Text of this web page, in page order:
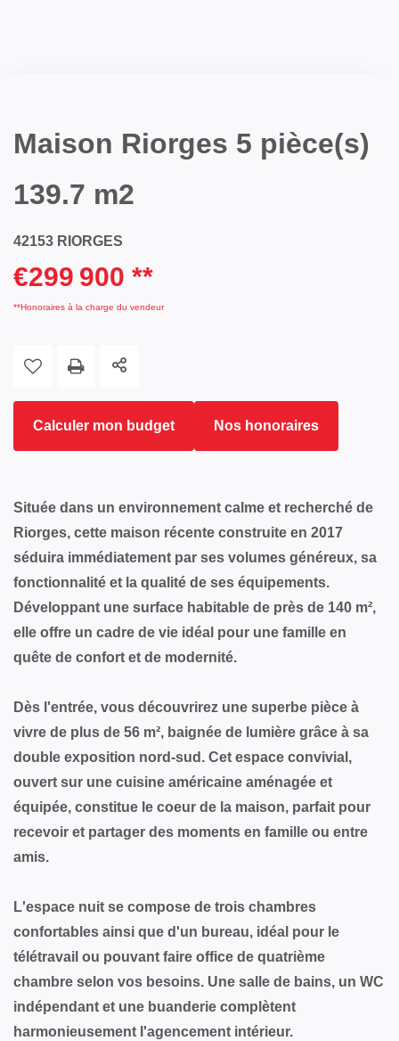
Maison Riorges 5 pièce(s)
139.7 m2
42153 RIORGES
€299 900 **
**Honoraires à la charge du vendeur
Calculer mon budget Nos honoraires
Située dans un environnement calme et recherché de
Riorges, cette maison récente construite en 2017
séduira immédiatement par ses volumes généreux, sa
fonctionnalité et la qualité de ses équipements.
Développant une surface habitable de près de 140 m²,
elle offre un cadre de vie idéal pour une famille en
quête de confort et de modernité.
Dès l'entrée, vous découvrirez une superbe pièce à
vivre de plus de 56 m², baignée de lumière grâce à sa
double exposition nord-sud. Cet espace convivial,
ouvert sur une cuisine américaine aménagée et
équipée, constitue le coeur de la maison, parfait pour
recevoir et partager des moments en famille ou entre
amis.
L'espace nuit se compose de trois chambres
confortables ainsi que d'un bureau, idéal pour le
télétravail ou pouvant faire office de quatrième
chambre selon vos besoins. Une salle de bains, un WC
indépendant et une buanderie complètent
harmonieusement l'agencement intérieur.